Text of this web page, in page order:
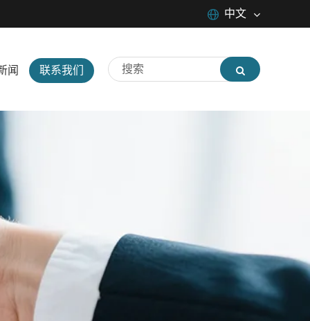
中文
中文
闻 联系我们